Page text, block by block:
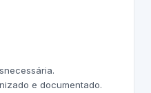
e documentado.